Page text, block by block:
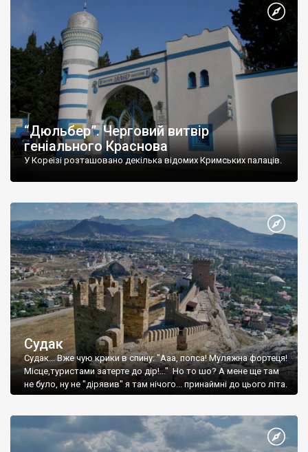
“Дюльбер”. Черговий витвір
геніального Краснова
У Кореїзі розташовано декілька відомих Кримських палаців.
Судак
Судак... Вже чую крики в спину: "Ааа, попса! Муляжна фортеця!
Місце,туристами затерте до дір!..." Но то шо? А мене ще там
не було, ну не "дірявив" я там нічого... принаймні до цього літа.